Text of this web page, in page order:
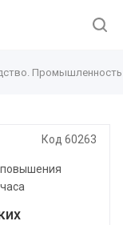
Код 60263